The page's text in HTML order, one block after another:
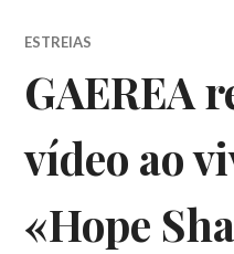
ESTREIAS
GAEREA
vídeo ao
«Hope